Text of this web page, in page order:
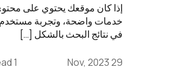
إذا كان موقعك يحتوي على
خدمات واضحة، وتجربة مستخدم
في نتائج البحث بالشكل […]
29 Nov, 2023
1 min read